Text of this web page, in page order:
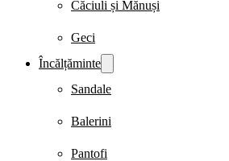
Căciuli și Mănuși
Geci
Încălțăminte
Sandale
Balerini
Pantofi